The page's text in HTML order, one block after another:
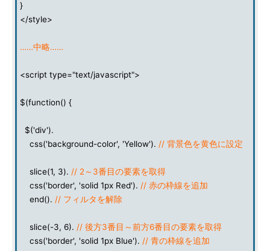
}
</style>
……中略……
<script type="text/javascript">
$(function() {
$('div').
css('background-color', 'Yellow'). // 背景色を黄色に設定
slice(1, 3). // 2～3番目の要素を取得
css('border', 'solid 1px Red'). // 赤の枠線を追加
end(). // フィルタを解除
slice(-3, 6). // 後方3番目～前方6番目の要素を取得
css('border', 'solid 1px Blue'). // 青の枠線を追加